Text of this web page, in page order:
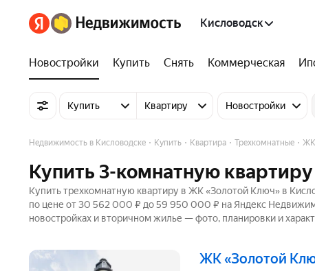
Кисловодск
Новостройки Купить Снять Коммерческая
Купить Квартиру Новостройки
Недвижимость в Кисловодске Купить Квартира Трехкомнатные ЖК
Купить 3-комнатную
Купить трехкомнатную квартиру в ЖК «Золотой Ключ» в
по цене от 30 562 000 ₽ до 59 950 000 ₽ на Яндекс
новостройках и вторичном жилье — фото, планировки и
ЖК «Золотой